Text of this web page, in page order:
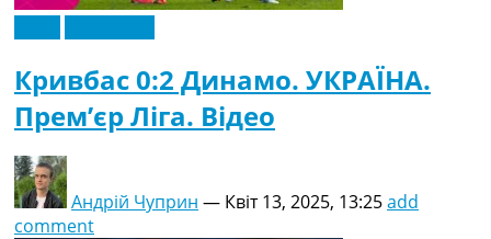
Кривбас 0:2 Динамо. УКРАЇНА.
Прем’єр Ліга. Відео
Андрій Чуприн — Квіт 13, 2025, 13:25add
comment